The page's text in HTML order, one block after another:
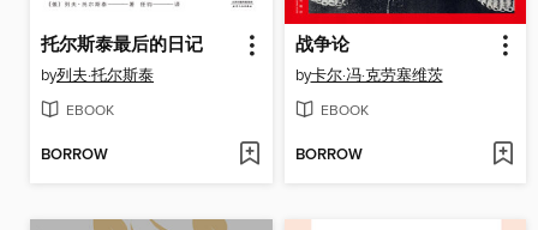
托尔斯泰最后的日记
by列夫·托尔斯泰
EBOOK
BORROW
战争论
by卡尔·冯·克劳塞维茨
EBOOK
BORROW